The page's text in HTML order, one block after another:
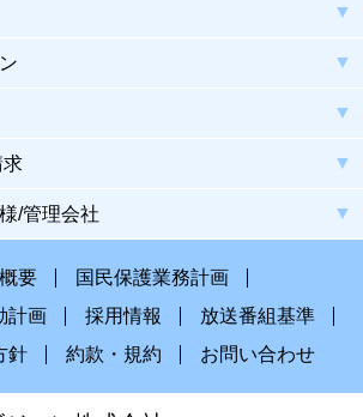
求
/管理会社
要
国民保護業務計画
計画
採用情報
放送番組基準
針
約款・規約 お問い合わせ